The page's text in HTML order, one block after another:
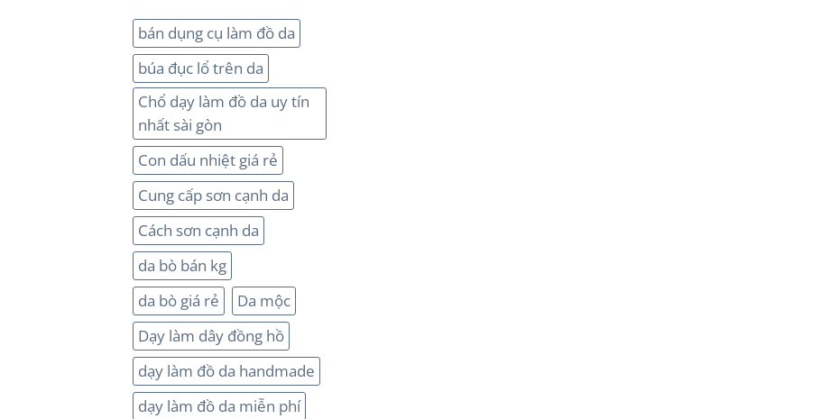
bán dụng cụ làm đồ da
búa đục lổ trên da
Chổ dạy làm đồ da uy tín
nhất sài gòn
Con dấu nhiệt giá rẻ
Cung cấp sơn cạnh da
Cách sơn cạnh da
da bò bán kg
da bò giá rẻ
Da mộc
Dạy làm dây đồng hồ
dạy làm đồ da handmade
dạy làm đồ da miễn phí